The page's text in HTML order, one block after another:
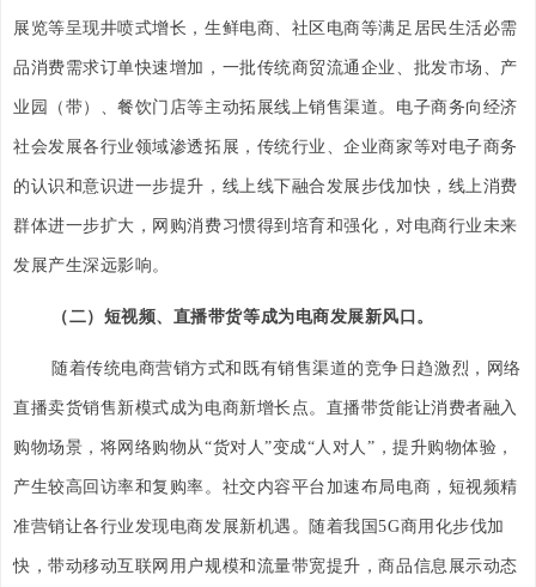
展览等呈现井喷式增长，生鲜电商、社区电商等满足居民生活必需
品消费需求订单快速增加，一批传统商贸流通企业、批发市场、产
业园（带）、餐饮门店等主动拓展线上销售渠道。电子商务向经济
社会发展各行业领域渗透拓展，传统行业、企业商家等对电子商务
的认识和意识进一步提升，线上线下融合发展步伐加快，线上消费
群体进一步扩大，网购消费习惯得到培育和强化，对电商行业未来
发展产生深远影响。
（二）短视频、直播带货等成为电商发展新风口。
随着传统电商营销方式和既有销售渠道的竞争日趋激烈，网络
直播卖货销售新模式成为电商新增长点。直播带货能让消费者融入
购物场景，将网络购物从“货对人”变成“人对人”，提升购物体验，
产生较高回访率和复购率。社交内容平台加速布局电商，短视频精
准营销让各行业发现电商发展新机遇。随着我国5G商用化步伐加
快，带动移动互联网用户规模和流量带宽提升，商品信息展示动态